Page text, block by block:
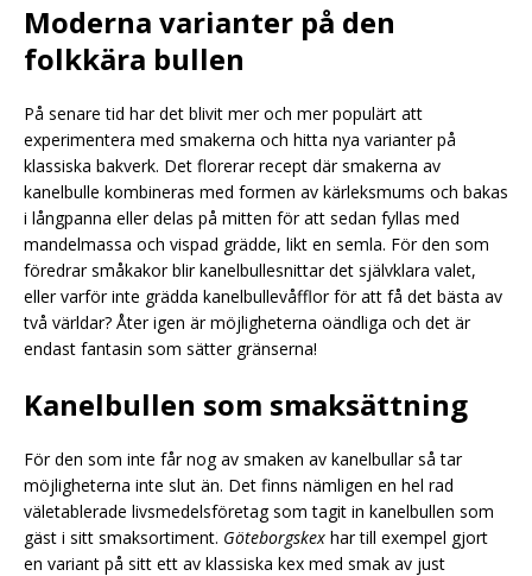
Moderna varianter på den
folkkära bullen
På senare tid har det blivit mer och mer populärt att
experimentera med smakerna och hitta nya varianter på
klassiska bakverk. Det florerar recept där smakerna av
kanelbulle kombineras med formen av kärleksmums och bakas
i långpanna eller delas på mitten för att sedan fyllas med
mandelmassa och vispad grädde, likt en semla. För den som
föredrar småkakor blir kanelbullesnittar det självklara valet,
eller varför inte grädda kanelbullevåfflor för att få det bästa av
två världar? Åter igen är möjligheterna oändliga och det är
endast fantasin som sätter gränserna!
Kanelbullen som smaksättning
För den som inte får nog av smaken av kanelbullar så tar
möjligheterna inte slut än. Det finns nämligen en hel rad
väletablerade livsmedelsföretag som tagit in kanelbullen som
gäst i sitt smaksortiment. Göteborgskex har till exempel gjort
en variant på sitt ett av klassiska kex med smak av just